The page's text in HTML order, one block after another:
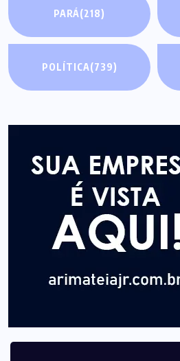
PARÁ(218)
POLÍTICA(739)